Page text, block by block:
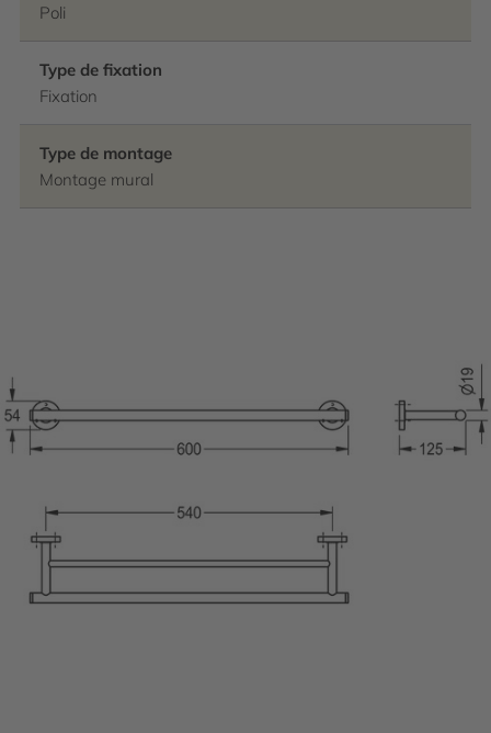
Poli
Type de fixation
Fixation
Type de montage
Montage mural